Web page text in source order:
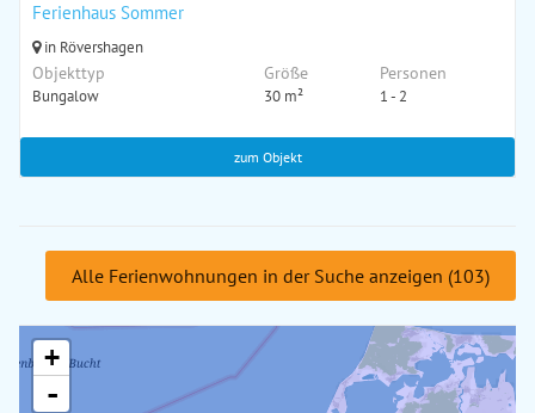
Ferienhaus Sommer
in Rövershagen
Objekttyp
Bungalow
Größe
30 m²
Personen
1 - 2
zum Objekt
Alle Ferienwohnungen in der Suche anzeigen (103)
+
-